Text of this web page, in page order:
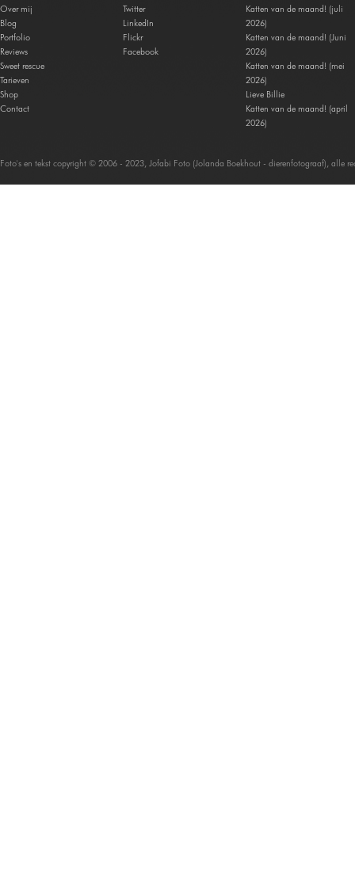
Over mij
Blog
Portfolio
Reviews
Sweet rescue
Tarieven
Shop
Contact
Twitter
LinkedIn
Flickr
Facebook
Katten van de maand! (juli
2026)
Katten van de maand! (Juni
2026)
Katten van de maand! (mei
2026)
Lieve Billie
Katten van de maand! (april
2026)
Foto's en tekst copyright © 2006 - 2023, Jofabi Foto (Jolanda Boekhout - dierenfotograaf), alle